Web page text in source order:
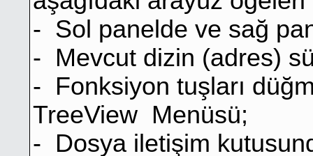
- Sol panelde ve sağ
- Mevcut dizin (adres)
- Fonksiyon tuşları
TreeView Menüsü;
- Dosya iletişim